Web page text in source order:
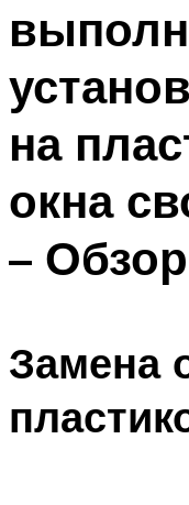
на
окна
– Обзор
Замена